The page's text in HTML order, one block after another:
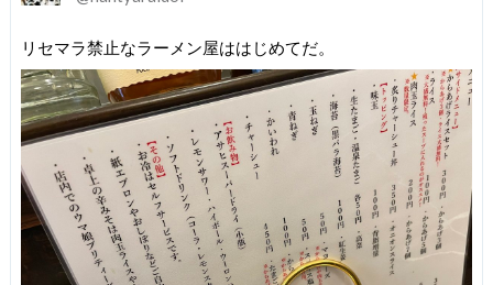
リセマラ禁止なラーメン屋ははじめてだ。